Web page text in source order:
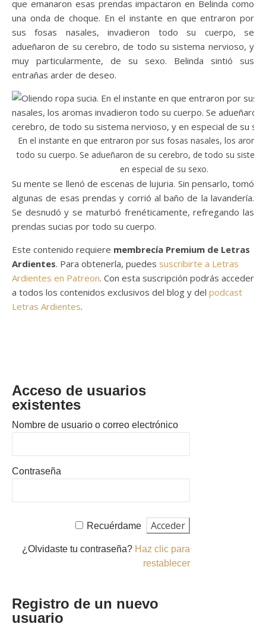
que emanaron esas prendas impactaron en Belinda como
una onda de choque. En el instante en que entraron por
sus fosas nasales, invadieron todo su cuerpo, se
adueñaron de su cerebro, de todo su sistema nervioso, y
muy particularmente, de su sexo. Belinda sintió sus
entrañas arder de deseo.
En el instante en que entraron por sus fosas nasales, los
todo su cuerpo. Se adueñaron de su cerebro, de todo su
en especial de su sexo.
Su mente se llenó de escenas de lujuria. Sin pensarlo, tomó
algunas de esas prendas y corrió al baño de la lavandería.
Se desnudó y se maturbó frenéticamente, refregando las
prendas sucias por todo su cuerpo.
Este contenido requiere membrecía Premium de Letras
Ardientes. Para obtenerla, puedes suscribirte a Letras
Ardientes en Patreon. Con esta suscripción podrás acceder
a todos los contenidos exclusivos del blog y del podcast
Letras Ardientes.
Acceso de usuarios
existentes
Nombre de usuario o correo electrónico
Contraseña
Recuérdame
¿Olvidaste tu contraseña? Haz clic para
restablecer
Registro de un nuevo
usuario